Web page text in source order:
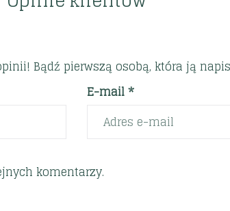
Bądź pierwszą osobą, która ją
E-mail *
komentarzy.